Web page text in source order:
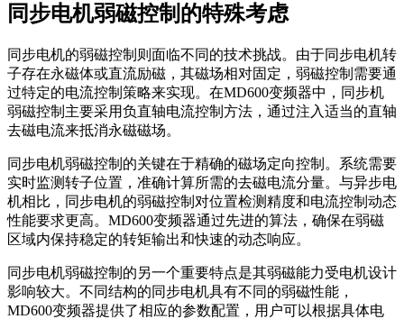
同步电机弱磁控制的特殊考虑
同步电机的弱磁控制则面临不同的技术挑战。由于同步电机转
子存在永磁体或直流励磁，其磁场相对固定，弱磁控制需要通
过特定的电流控制策略来实现。在MD600变频器中，同步机
弱磁控制主要采用负直轴电流控制方法，通过注入适当的直轴
去磁电流来抵消永磁磁场。
同步电机弱磁控制的关键在于精确的磁场定向控制。系统需要
实时监测转子位置，准确计算所需的去磁电流分量。与异步电
机相比，同步电机的弱磁控制对位置检测精度和电流控制动态
性能要求更高。MD600变频器通过先进的算法，确保在弱磁
区域内保持稳定的转矩输出和快速的动态响应。
同步电机弱磁控制的另一个重要特点是其弱磁能力受电机设计
影响较大。不同结构的同步电机具有不同的弱磁性能，
MD600变频器提供了相应的参数配置，用户可以根据具体电